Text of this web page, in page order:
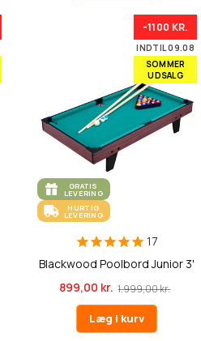
-1100 KR.
INDTIL 09.08
SOMMER
UDSALG
GRATIS
LEVERING
HURTIG
LEVERING
17
Blackwood Poolbord Junior 3'
899,00 kr. 1.999,00 kr.
Læg i kurv